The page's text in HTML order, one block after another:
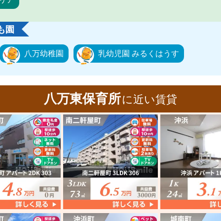
園
八万幼稚園 乳幼児園 みるくはうす
八万東保育所に近い賃貸